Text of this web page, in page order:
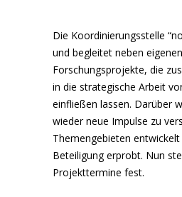
Die Koordinierungsstelle
und begleitet neben
Forschungsprojekte, die
in die strategische Arbeit
einfließen lassen. Darüber
wieder neue Impulse zu
Themengebieten
Beteiligung erprobt. Nun
Projekttermine fest.